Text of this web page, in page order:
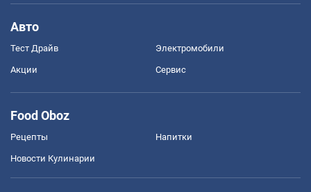
Авто
Тест Драйв Электромобили
Акции Сервис
Food Oboz
Рецепты Напитки
Новости Кулинарии